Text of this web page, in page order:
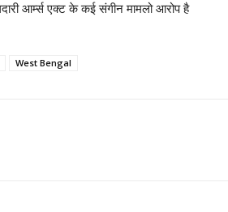
आर्म्स एक्ट के कई संगीन मामलो आरोप है
West Bengal